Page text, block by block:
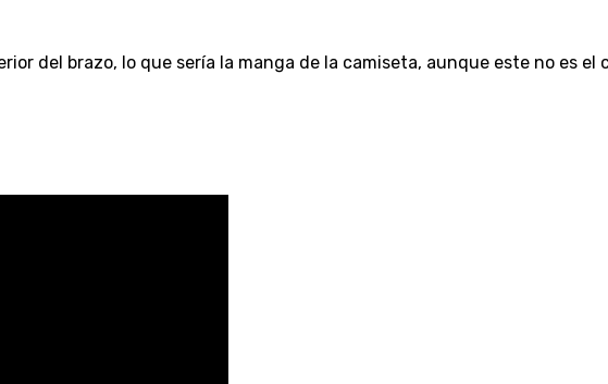
del brazo, lo que sería la manga de la camiseta, aunque este no es